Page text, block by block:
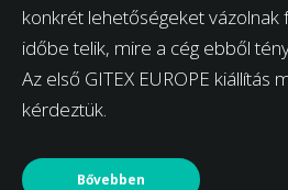
konkrét lehetőségeket vázolnak
időbe telik, mire a cég ebből
Az első GITEX EUROPE kiállítás
kérdeztük.
Bővebben